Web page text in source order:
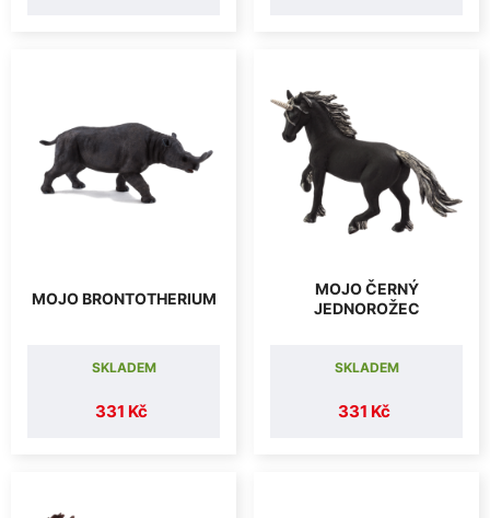
MOJO BRONTOTHERIUM
331 Kč
SKLADEM
MOJO ČERNÝ
JEDNOROŽEC
331 Kč
SKLADEM